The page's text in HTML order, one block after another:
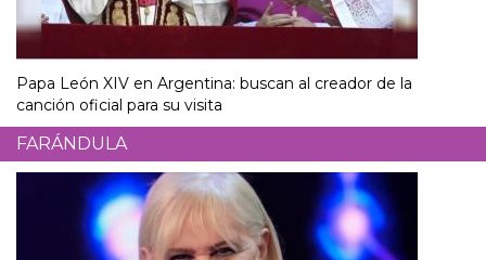
Papa León XIV en Argentina: buscan al creador de la
canción oficial para su visita
FARÁNDULA